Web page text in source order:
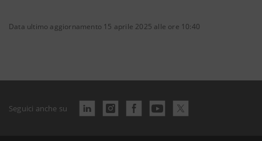
Data ultimo aggiornamento 15 aprile 2025 alle ore 10:40
Seguici anche su